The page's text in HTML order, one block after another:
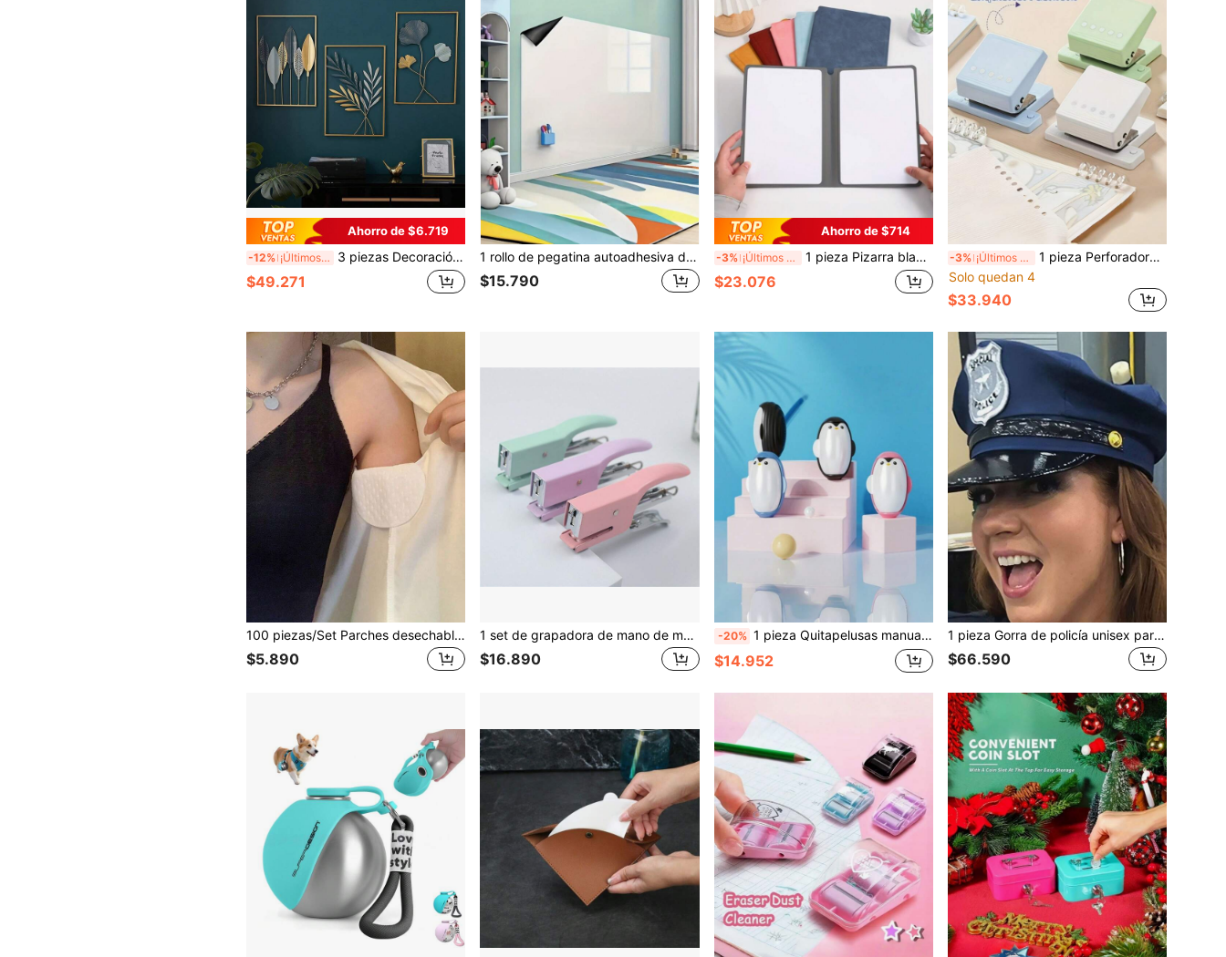
Ahorro de $6.719
-12% ¡Últimos 3 días 3 piezas Decoración de pared de metal dorado en forma de hojas de árbol, arte de pared 3D colgante para sala de estar, dormitorio (Fotos de referencia 8-9)
$49.271
1 rollo de pegatina autoadhesiva de pizarra blanca/negra con borrador, pizarra de memo para decoración de oficina y hogar (incluye cuchillo + marcador de pizarra blanca + paño dentro del rollo, pegatina extraíble y rollo de película empacados juntos, es necesario desenrollar la película para ver la pegatina extraíble)
$15.790
Ahorro de $714
-3% ¡Últimos 3 días 1 pieza Pizarra blanca reutilizable, Juego de pizarras para uso personal y de aula, Adecuado para actividades en el hogar, oficina y aula, Pizarra de aula, Regreso a la escuela
$23.076
-3% ¡Últimos 3 días
1 pieza Perforadora de 5 agujeros, Perforadora de carpeta de hojas sueltas, Adecuada para A4, A5, B5 y varios tipos de papel, Herramienta de perforación manual para cuadernos de hojas sueltas, Suministros de oficina y escuela
Solo quedan 4
$33.940
100 piezas/Set Parches desechables de tela no tejida invisible para el sudor, parches blancos simples para absorber el sudor de las axilas
$5.890
1 set de grapadora de mano de metal color macarrón N.º 10, grapadora potente para embalaje para llevar, grapadora de tamaño pequeño para oficina, útiles escolares, de vuelta al colegio
$16.890
-20% 1 pieza Quitapelusas manual lavable, elimina fácilmente el pelo de mascotas y el polvo del hogar, compacto y portátil
$14.952
1 pieza Gorra de policía unisex para juego de rol, accesorio de disfraz divertido para fiesta de Navidad y uniforme sexy
$66.590